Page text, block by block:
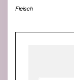
Fleisch